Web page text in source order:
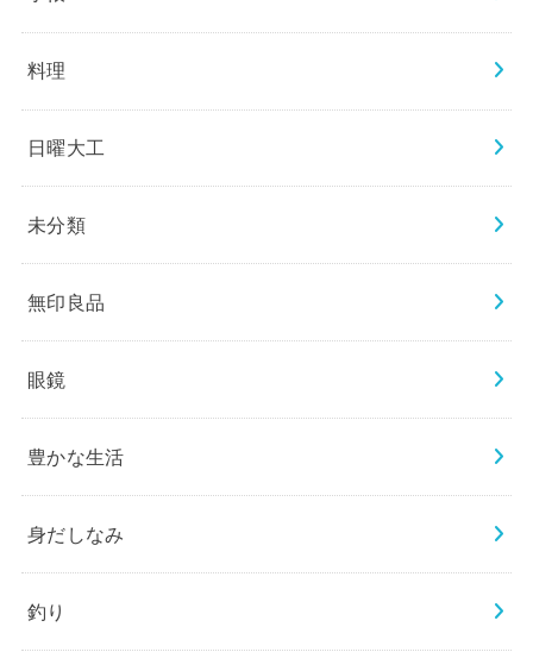
料理
日曜大工
未分類
無印良品
眼鏡
豊かな生活
身だしなみ
釣り